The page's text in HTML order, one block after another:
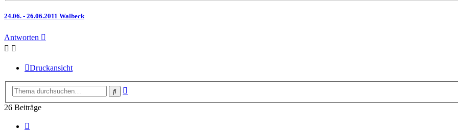
24.06. - 26.06.2011 Walbeck
Antworten
Druckansicht
Suche
26 Beiträge